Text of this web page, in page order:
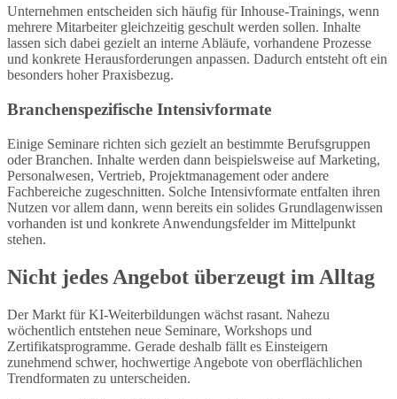
Unternehmen entscheiden sich häufig für Inhouse-Trainings, wenn
mehrere Mitarbeiter gleichzeitig geschult werden sollen. Inhalte
lassen sich dabei gezielt an interne Abläufe, vorhandene Prozesse
und konkrete Herausforderungen anpassen. Dadurch entsteht oft ein
besonders hoher Praxisbezug.
Branchenspezifische Intensivformate
Einige Seminare richten sich gezielt an bestimmte Berufsgruppen
oder Branchen. Inhalte werden dann beispielsweise auf Marketing,
Personalwesen, Vertrieb, Projektmanagement oder andere
Fachbereiche zugeschnitten. Solche Intensivformate entfalten ihren
Nutzen vor allem dann, wenn bereits ein solides Grundlagenwissen
vorhanden ist und konkrete Anwendungsfelder im Mittelpunkt
stehen.
Nicht jedes Angebot überzeugt im Alltag
Der Markt für KI-Weiterbildungen wächst rasant. Nahezu
wöchentlich entstehen neue Seminare, Workshops und
Zertifikatsprogramme. Gerade deshalb fällt es Einsteigern
zunehmend schwer, hochwertige Angebote von oberflächlichen
Trendformaten zu unterscheiden.